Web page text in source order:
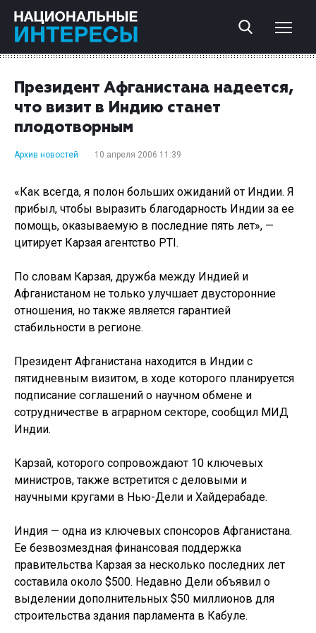
Президент Афганистана надеется,
что визит в Индию станет
плодотворным
Архив новостей 10 апреля 2006 11:39
«Как всегда, я полон больших ожиданий от Индии. Я
прибыл, чтобы выразить благодарность Индии за ее
помощь, оказываемую в последние пять лет», —
цитирует Карзая агентство PTI.
По словам Карзая, дружба между Индией и
Афганистаном не только улучшает двусторонние
отношения, но также является гарантией
стабильности в регионе.
Президент Афганистана находится в Индии с
пятидневным визитом, в ходе которого планируется
подписание соглашений о научном обмене и
сотрудничестве в аграрном секторе, сообщил МИД
Индии.
Карзай, которого сопровождают 10 ключевых
министров, также встретится с деловыми и
научными кругами в Нью-Дели и Хайдерабаде.
Индия — одна из ключевых спонсоров Афганистана.
Ее безвозмездная финансовая поддержка
правительства Карзая за несколько последних лет
составила около $500. Недавно Дели объявил о
выделении дополнительных $50 миллионов для
строительства здания парламента в Кабуле.